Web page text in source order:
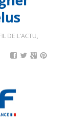
DE L'ACTU,